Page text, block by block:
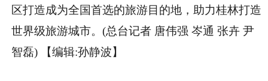
区打造成为全国首选的旅游目的地，助力桂林打造
世界级旅游城市。(总台记者 唐伟强 岑通 张卉 尹
智磊)
【编辑:孙静波】